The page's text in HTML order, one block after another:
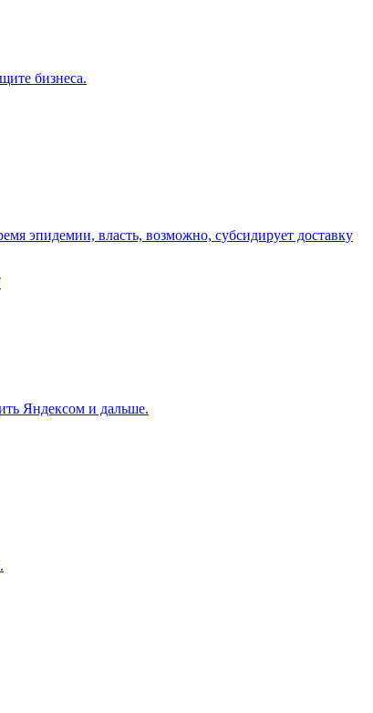
бизнеса.
эпидемии, власть, возможно, субсидирует доставку
Яндексом и дальше.